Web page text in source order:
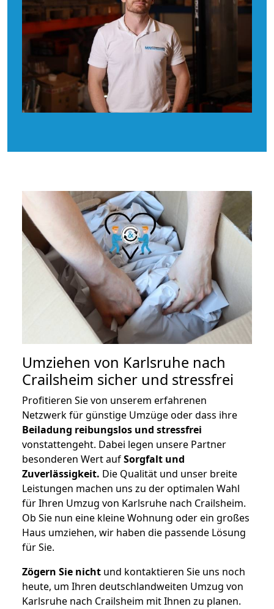
Umziehen von Karlsruhe nach
Crailsheim sicher und stressfrei
Profitieren Sie von unserem erfahrenen
Netzwerk für günstige Umzüge oder dass ihre
Beiladung reibungslos und stressfrei
vonstattengeht. Dabei legen unsere Partner
besonderen Wert aufSorgfalt und
Zuverlässigkeit. Die Qualität und unser breite
Leistungen machen uns zu der optimalen Wahl
für Ihren Umzug von Karlsruhe nach Crailsheim.
Ob Sie nun eine kleine Wohnung oder ein großes
Haus umziehen, wir haben die passende Lösung
für Sie.
Zögern Sie nicht und kontaktieren Sie uns noch
heute, um Ihren deutschlandweiten Umzug von
Karlsruhe nach Crailsheim mit Ihnen zu planen.